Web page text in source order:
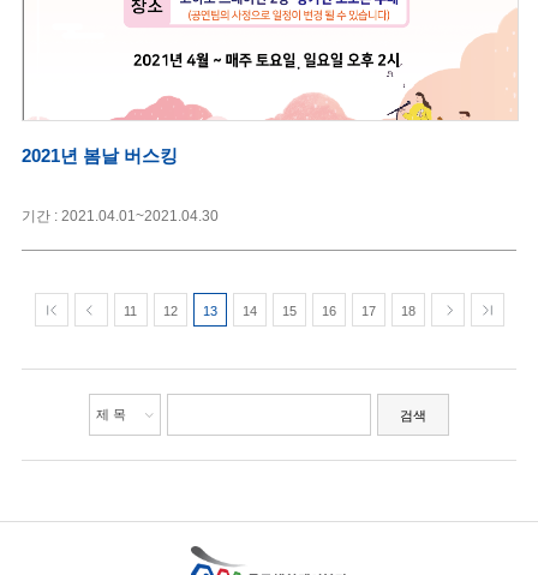
2021년 봄날 버스킹
기간 : 2021.04.01~2021.04.30
11 12 13 14 15 16 17 18